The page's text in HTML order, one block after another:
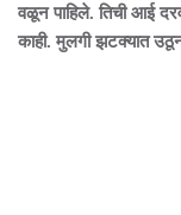
वळून पाहिले. तिची आई
काही. मुलगी झटक्यात